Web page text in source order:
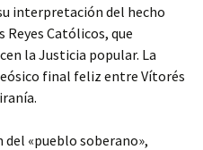
interpretación del hecho
Católicos, que
la Justicia popular. La
final feliz entre Vítorés
«pueblo soberano»,